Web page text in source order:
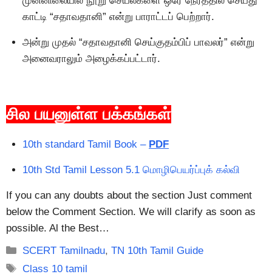
காட்டி “சதாவதானி” என்று பாராட்டப் பெற்றார்.
அன்று முதல் “சதாவதானி செய்குதம்பிப் பாவலர்” என்று
அனைவராலும் அழைக்கப்பட்டார்.
சில பயனுள்ள பக்கங்கள்
10th standard Tamil Book – PDF
10th Std Tamil Lesson 5.1 மொழிபெயர்ப்புக் கல்வி
If you can any doubts about the section Just comment
below the Comment Section. We will clarify as soon as
possible. Al the Best…
Categories
SCERT Tamilnadu,TN 10th Tamil Guide
Tags
Class 10 tamil